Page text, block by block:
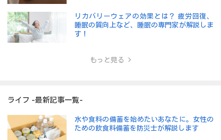
リカバリーウェアの効果とは？ 疲労回復、
睡眠の質向上など、睡眠の専門家が解説しま
す！
もっと見る
ライフ -最新記事一覧-
水や食料の備蓄を始めたいあなたに。女性の
ための飲食料備蓄を防災士が解説します